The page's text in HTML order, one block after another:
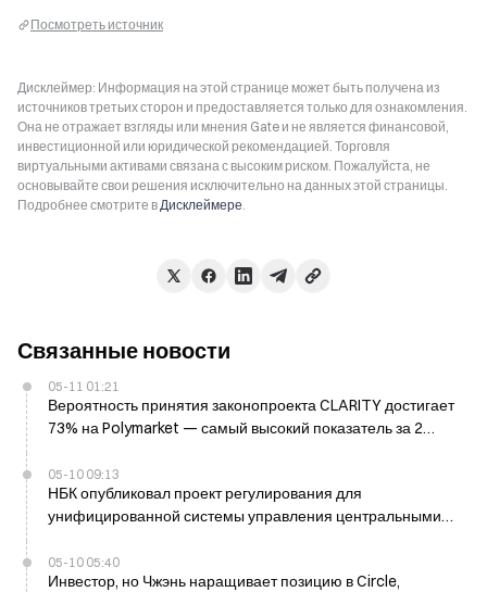
Посмотреть источник
Дисклеймер: Информация на этой странице может быть получена из
источников третьих сторон и предоставляется только для ознакомления.
Она не отражает взгляды или мнения Gate и не является финансовой,
инвестиционной или юридической рекомендацией. Торговля
виртуальными активами связана с высоким риском. Пожалуйста, не
основывайте свои решения исключительно на данных этой страницы.
Подробнее смотрите вДисклеймере.
Связанные новости
05-11 01:21
Вероятность принятия законопроекта CLARITY достигает
73% на Polymarket — самый высокий показатель за 2
05-10 09:13
НБК опубликовал проект регулирования для
унифицированной системы управления центральными
05-10 05:40
Инвестор, но Чжэнь наращивает позицию в Circle,